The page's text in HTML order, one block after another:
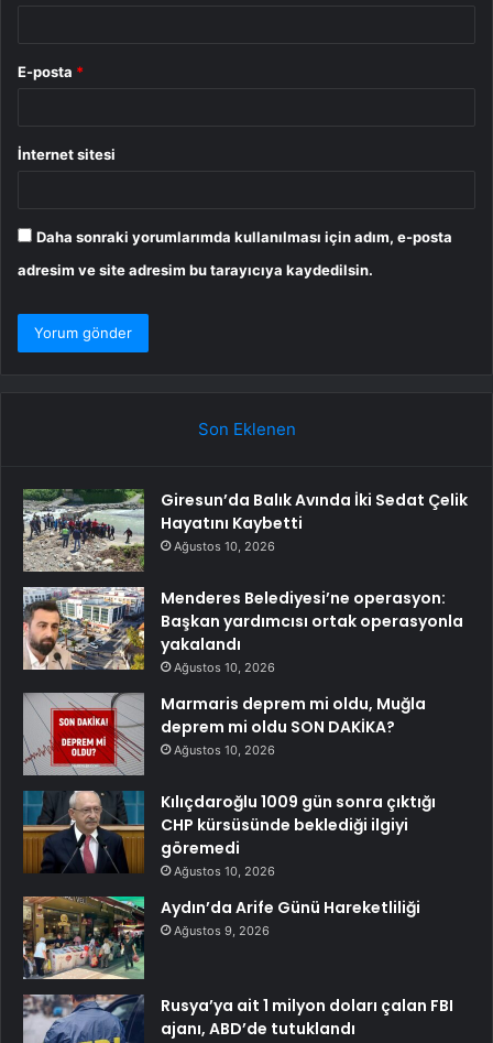
E-posta *
İnternet sitesi
Daha sonraki yorumlarımda kullanılması için adım, e-posta
adresim ve site adresim bu tarayıcıya kaydedilsin.
Son Eklenen
Giresun’da Balık Avında İki Sedat Çelik
Hayatını Kaybetti
Ağustos 10, 2026
Menderes Belediyesi’ne operasyon:
Başkan yardımcısı ortak operasyonla
yakalandı
Ağustos 10, 2026
Marmaris deprem mi oldu, Muğla
deprem mi oldu SON DAKİKA?
Ağustos 10, 2026
Kılıçdaroğlu 1009 gün sonra çıktığı
CHP kürsüsünde beklediği ilgiyi
göremedi
Ağustos 10, 2026
Aydın’da Arife Günü Hareketliliği
Ağustos 9, 2026
Rusya’ya ait 1 milyon doları çalan FBI
ajanı, ABD’de tutuklandı